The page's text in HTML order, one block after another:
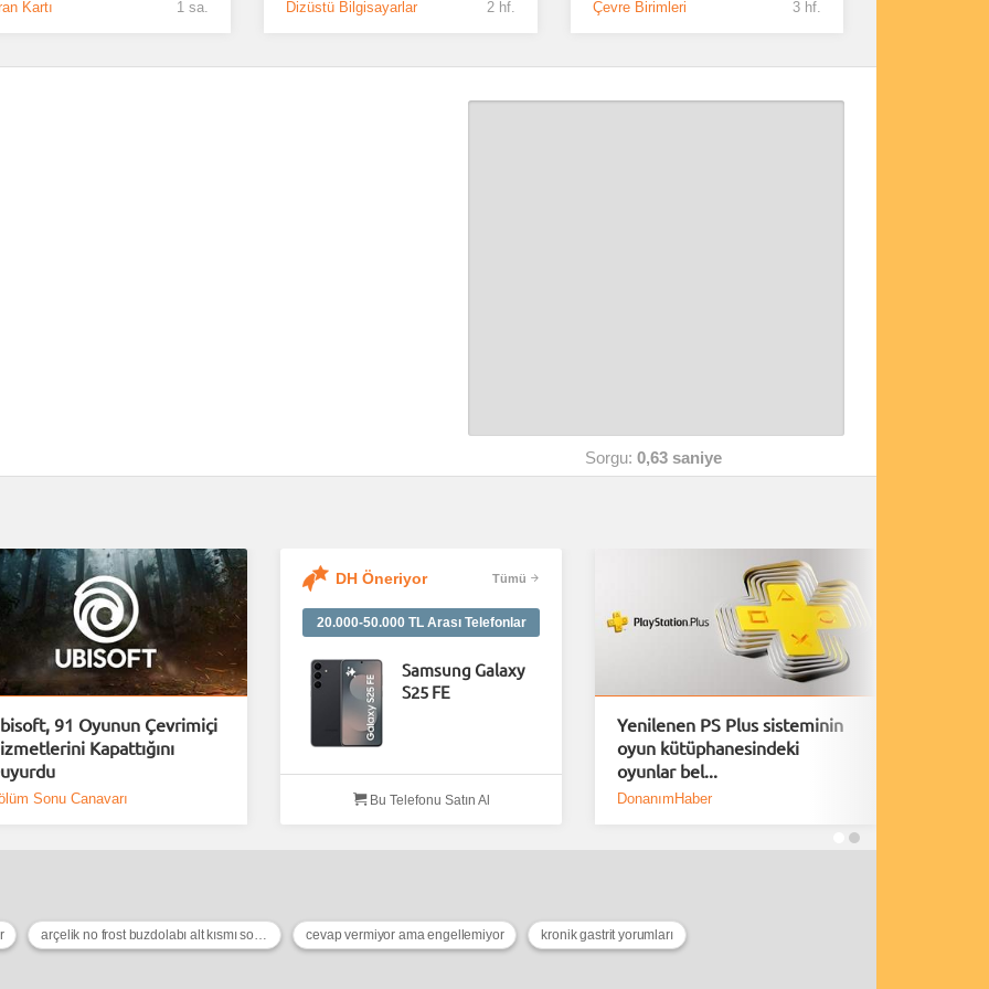
Kartı 1 sa. Dizüstü Bilgisayarlar 2 hf. Çevre Birimleri 3 hf.
Sorgu: 0,63 saniye
91 Oyunun Çevrimiçi
Kapattığını
Sonu Canavarı
DH Öneriyor Tümü
20.000-50.000 TL Arası Telefonlar
Samsung Galaxy
S25 FE
Bu Telefonu Satın Al
Yenilenen PS Plus sisteminin
oyun kütüphanesindeki
oyunlar bel...
DonanımHaber
arçelik no frost buzdolabı alt kısmı soğutmuyor cevap vermiyor ama engellemiyor kronik gastrit yorumları